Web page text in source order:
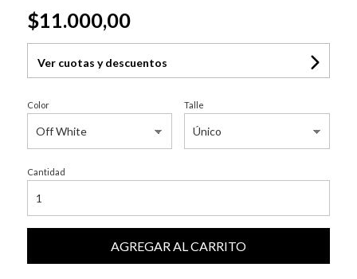
$11.000,00
Ver cuotas y descuentos
Color Talle
Cantidad
AGREGAR AL CARRITO